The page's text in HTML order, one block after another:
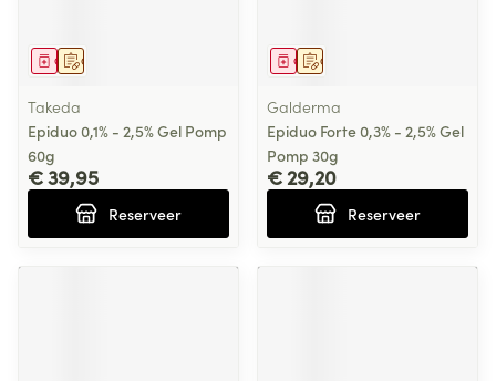
Op voorschrift
Geneesmiddel
Takeda
Epiduo 0,1% - 2,5% Gel Pomp
60g
€ 39,95
Reserveer
Op voorschrift
Geneesmiddel
Galderma
Epiduo Forte 0,3% - 2,5% Gel
Pomp 30g
€ 29,20
Reserveer